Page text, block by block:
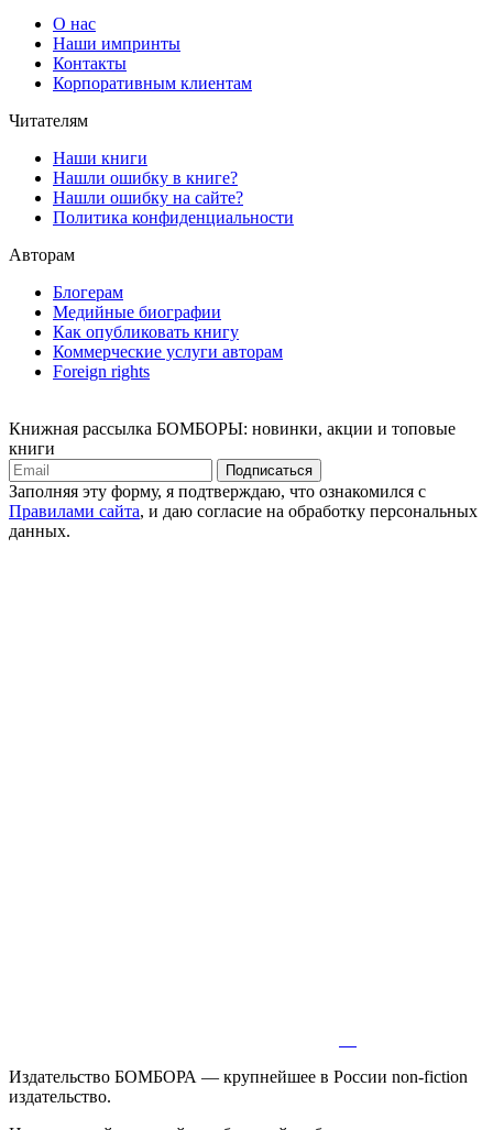
О нас
Наши импринты
Контакты
Корпоративным клиентам
Читателям
Наши книги
Нашли ошибку в книге?
Нашли ошибку на сайте?
Политика конфиденциальности
Авторам
Блогерам
Медийные биографии
Как опубликовать книгу
Коммерческие услуги авторам
Foreign rights
Книжная рассылка БОМБОРЫ: новинки, акции и топовые
книги
Подписаться
Заполняя эту форму, я подтверждаю, что ознакомился с
Правилами сайта, и даю согласие на обработку персональных
данных.
Издательство БОМБОРА — крупнейшее в России non-fiction
издательство.